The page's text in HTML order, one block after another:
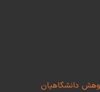
دانشگاهیان